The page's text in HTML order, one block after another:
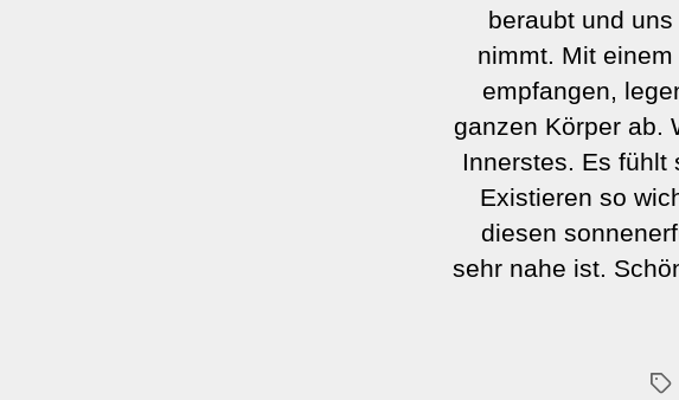
beraubt und
nimmt. Mit
empfangen,
ganzen Körper ab.
Innerstes. Es fühlt
Existieren so
diesen
sehr nahe ist.